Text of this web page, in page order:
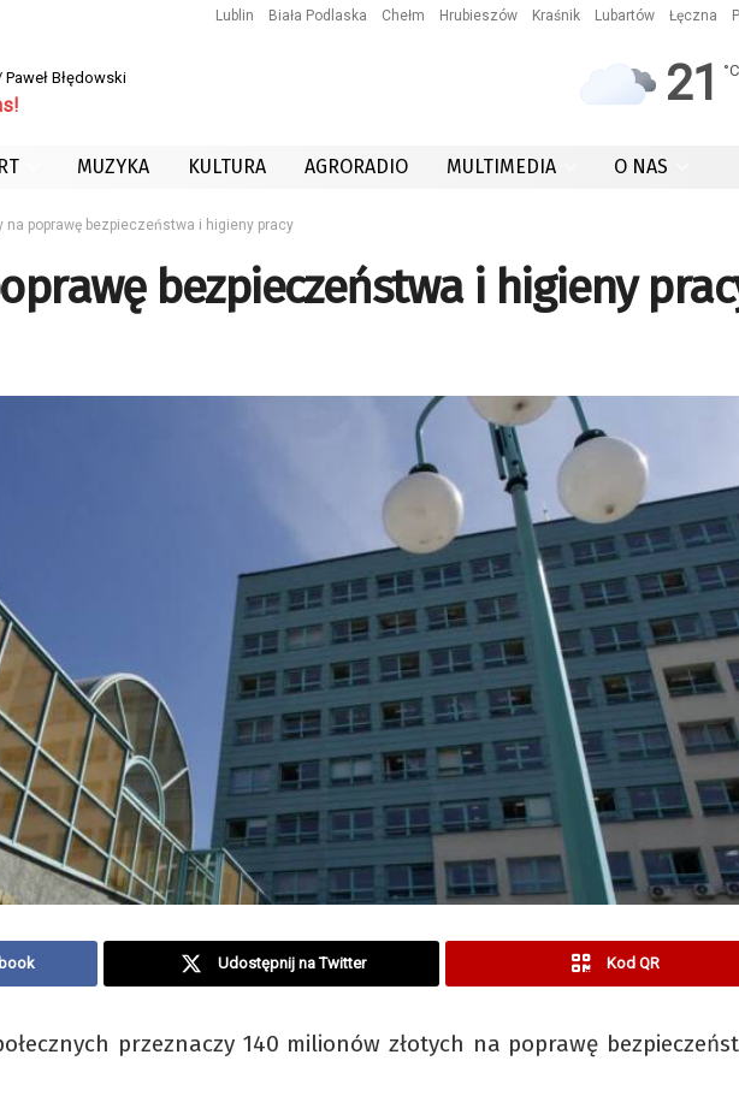
Lublin Biała Podlaska Chełm Hrubieszów Kraśnik Lubartów Łęczna
Błędowski 21 °C
MUZYKA KULTURA AGRORADIO MULTIMEDIA O NAS
na poprawę bezpieczeństwa i higieny pracy
bezpieczeństwa i higieny
Udostępnij na Twitter Kod QR
przeznaczy 140 milionów złotych na poprawę